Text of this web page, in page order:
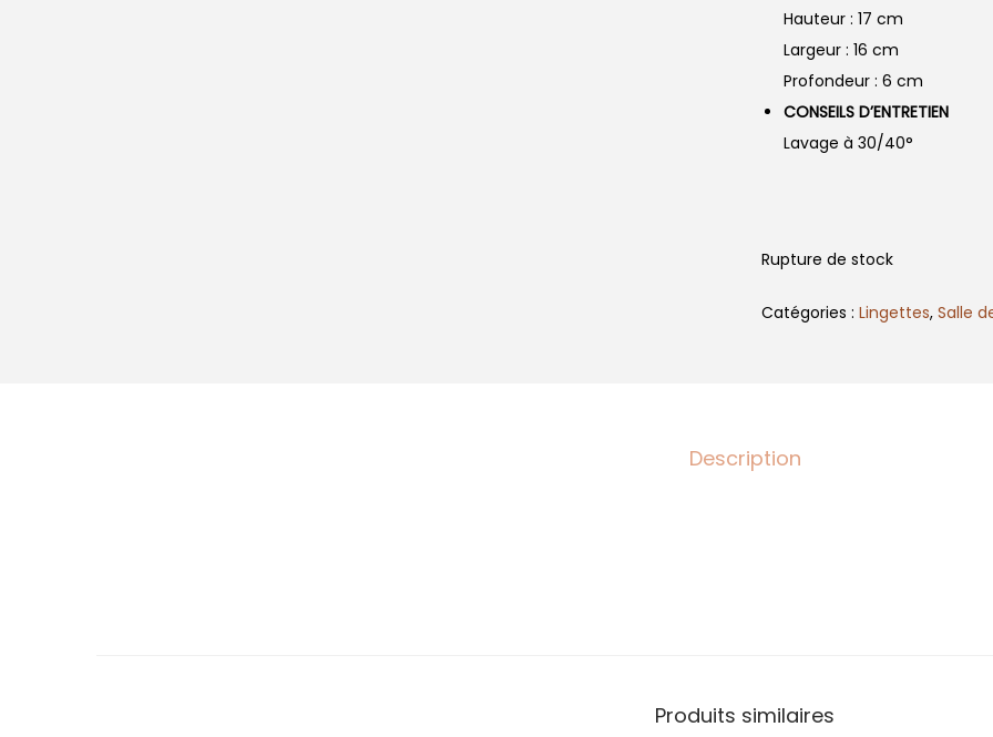
Hauteur : 17 cm
Largeur : 16 cm
Profondeur : 6 cm
CONSEILS D’ENTRETIEN
Lavage à 30/40°
Rupture de stock
Catégories : Lingettes, Salle
Description
Produits similaires